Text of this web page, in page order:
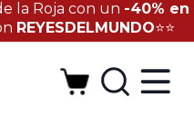
la Roja con un -40% en
REYESDELMUNDO⭐⭐